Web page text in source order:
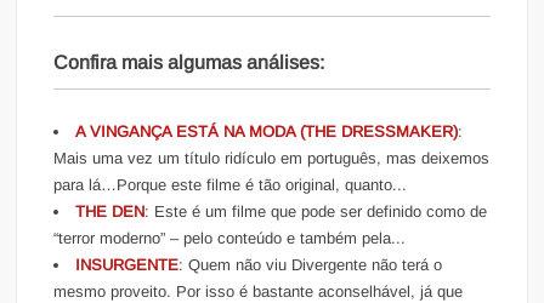
Confira mais algumas análises:
A VINGANÇA ESTÁ NA MODA (THE DRESSMAKER):
Mais uma vez um título ridículo em português, mas deixemos
para lá…Porque este filme é tão original, quanto...
THE DEN: Este é um filme que pode ser definido como de
“terror moderno” – pelo conteúdo e também pela...
INSURGENTE: Quem não viu Divergente não terá o
mesmo proveito. Por isso é bastante aconselhável, já que